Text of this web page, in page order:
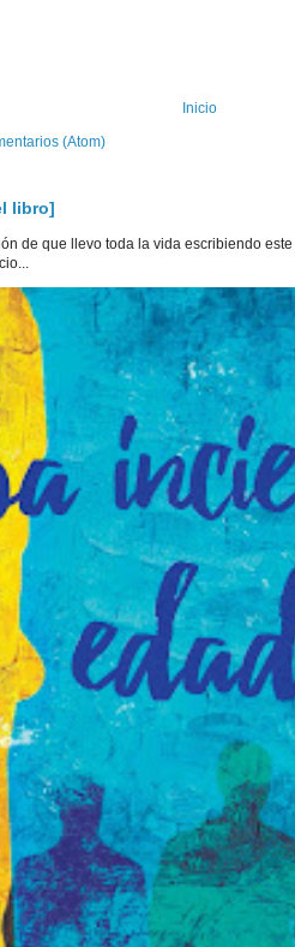
Inicio
(Atom)
libro]
de que llevo toda la vida escribiendo